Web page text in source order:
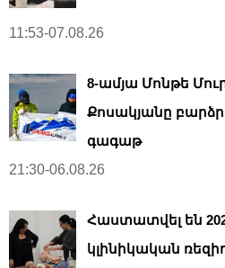
11:53-07.08.26
8-ամյա Մոնթե
Քոսակյանը
գագաթ
21:30-06.08.26
Հաստատվել են
կլինիկական